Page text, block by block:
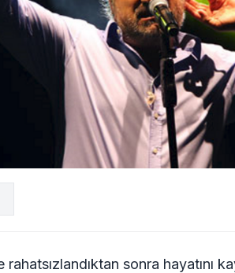
rahatsızlandıktan sonra hayatını